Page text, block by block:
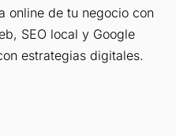
online de tu negocio con
SEO local y Google
estrategias digitales.